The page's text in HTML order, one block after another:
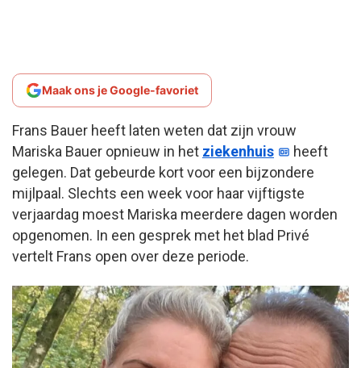
Maak ons je Google-favoriet
Frans Bauer heeft laten weten dat zijn vrouw
Mariska Bauer opnieuw in het ziekenhuis
heeft
gelegen. Dat gebeurde kort voor een bijzondere
mijlpaal. Slechts een week voor haar vijftigste
verjaardag moest Mariska meerdere dagen worden
opgenomen. In een gesprek met het blad Privé
vertelt Frans open over deze periode.